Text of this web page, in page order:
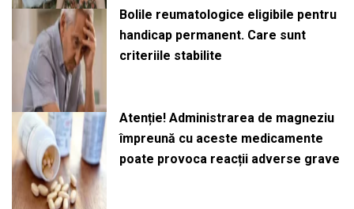
Bolile reumatologice eligibile pentru
handicap permanent. Care sunt
criteriile stabilite
Atenție! Administrarea de magneziu
împreună cu aceste medicamente
poate provoca reacții adverse grave